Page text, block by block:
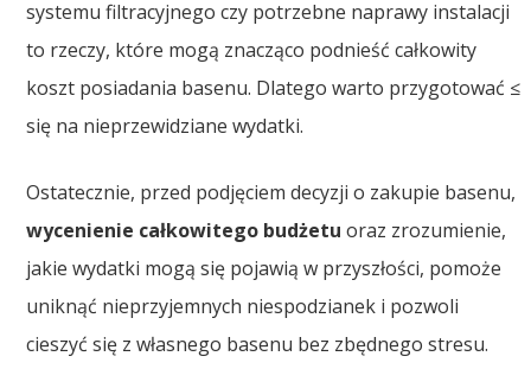
systemu filtracyjnego czy potrzebne naprawy instalacji
to rzeczy, które mogą znacząco podnieść całkowity
koszt posiadania basenu. Dlatego warto przygotować ≤
się na nieprzewidziane wydatki.
Ostatecznie, przed podjęciem decyzji o zakupie basenu,
wycenienie całkowitego budżetu oraz zrozumienie,
jakie wydatki mogą się pojawią w przyszłości, pomoże
uniknąć nieprzyjemnych niespodzianek i pozwoli
cieszyć się z własnego basenu bez zbędnego stresu.